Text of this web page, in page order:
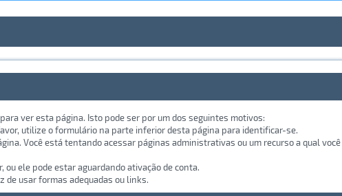
ver esta página. Isto pode ser por um dos seguintes motivos:
utilize o formulário na parte inferior desta página para identificar-se.
Você está tentando acessar páginas administrativas ou um recurso a qual
ele pode estar aguardando ativação de conta.
de usar formas adequadas ou links.